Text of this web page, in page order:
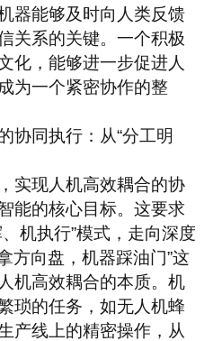
器能够及时向人类反馈
关系的关键。一个积极
化，能够进一步促进人
为一个紧密协作的整
协同执行：从“分工明
实现人机高效耦合的协
能的核心目标。这要求
机执行”模式，走向深度
方向盘，机器踩油门”这
机高效耦合的本质。机
琐的任务，如无人机蜂
产线上的精密操作，从